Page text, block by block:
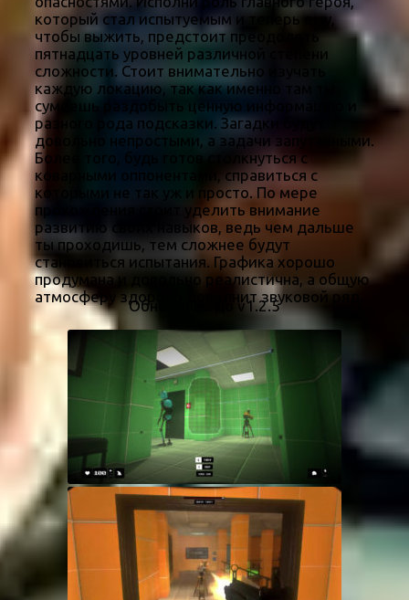
который стал испытуемым и теперь ему,
чтобы выжить, предстоит преодолеть
пятнадцать уровней различной степени
сложности. Стоит внимательно изучать
каждую локацию, так как именно там ты
сумеешь раздобыть ценную информацию и
разного рода подсказки. Загадки будут
довольно непростыми, а задачи запутанными.
Более того, будь готов столкнуться с
коварными оппонентами, справиться с
которыми не так уж и просто. По мере
прохождения стоит уделить внимание
развитию своих навыков, ведь чем дальше
ты проходишь, тем сложнее будут
становиться испытания. Графика хорошо
продумана и довольно реалистична, а общую
атмосферу здорово дополнит звуковой ряд.
Обновлено до v1.2.5